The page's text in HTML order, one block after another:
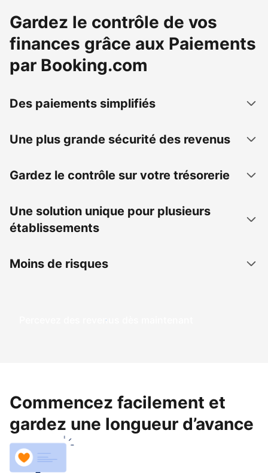
Gardez le contrôle de vos
finances grâce aux Paiements
par Booking.com
Des paiements simplifiés
Une plus grande sécurité des revenus
Gardez le contrôle sur votre trésorerie
Une solution unique pour plusieurs
établissements
Moins de risques
Percevez des revenus dès maintenant
Commencez facilement et
gardez une longueur d’avance